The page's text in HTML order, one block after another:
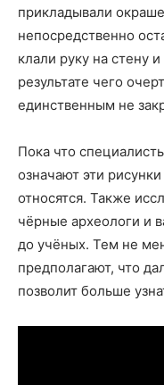
прикладывали
непосредственно
клали руку на стену
результате чего
единственным не
Пока что
означают эти
относятся. Также
чёрные археологи и
до учёных. Тем не
предполагают, что
позволит больше